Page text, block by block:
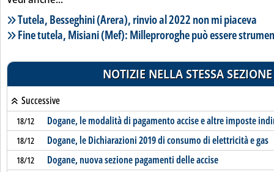
Lista notizie correlate
Tutela, Besseghini (Arera), rinvio al 2022 non mi piaceva
Fine tutela, Misiani (Mef): Milleproroghe può essere
NOTIZIE NELLA STESSA SEZIONE
Successive
18/12 Dogane, le modalità di pagamento accise e altre imposte
18/12 Dogane, le Dichiarazioni 2019 di consumo di elettricità e gas
18/12 Dogane, nuova sezione pagamenti delle accise